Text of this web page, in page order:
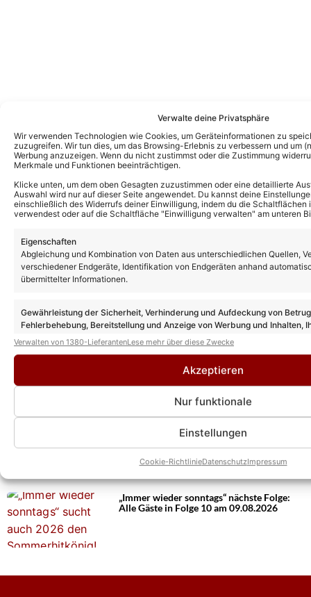
Verwalte deine Privatsphäre
Wir verwenden Technologien wie Cookies, um Geräteinformationen zu
zuzugreifen. Wir tun dies, um das Browsing-Erlebnis zu verbessern und um
Werbung anzuzeigen. Wenn du nicht zustimmst oder die Zustimmung
Merkmale und Funktionen beeinträchtigen.
Klicke unten, um dem oben Gesagten zuzustimmen oder eine detaillierte
Auswahl wird nur auf dieser Seite angewendet. Du kannst deine
einschließlich des Widerrufs deiner Einwilligung, indem du die
verwendest oder auf die Schaltfläche "Einwilligung verwalten" am unteren
Eigenschaften
Abgleichung und Kombination von Daten aus unterschiedlichen Quellen,
verschiedener Endgeräte, Identifikation von Endgeräten anhand
übermittelter Informationen.
Gewährleistung der Sicherheit, Verhinderung und Aufdeckung von
Fehlerbehebung, Bereitstellung und Anzeige von Werbung und Inhalten,
Entscheidungen zum Datenschutz speichern und übermitteln.
Verwalten von 1380-LieferantenLese mehr über diese Zwecke
Akzeptieren
Nur funktionale
Einstellungen
Cookie-RichtlinieDatenschutzImpressum
Das könnte Euch auch interessieren:
jetzt wieder aufleben
Stefan Mross enthüllt: Freundin Eva
Luginger und SIE sind bei allen Terminen
seiner Tour 2027 dabei!
„Immer wieder sonntags“ wieder mit
Quoten-Spitzenwert! Fast jeder Fünfte
schaltete ein!
„Immer wieder sonntags“ nächste Folge:
Alle Gäste in Folge 10 am 09.08.2026